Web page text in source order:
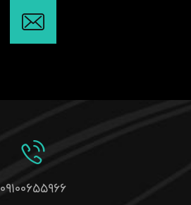
۰۹۱۰۰۶۵۵۹۶۶